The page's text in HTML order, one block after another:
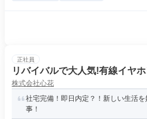
正社員
リバイバルで大人気!有線イヤ
株式会社心花
社宅完備！即日内定？！新しい生活
事！